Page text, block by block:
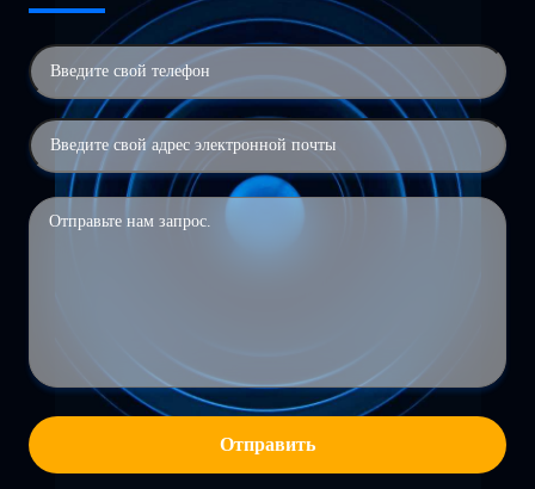
Отправить